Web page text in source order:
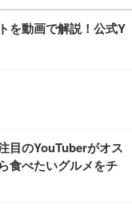
を動画で解説！公式Y
目のYouTuberがオス
食べたいグルメをチ